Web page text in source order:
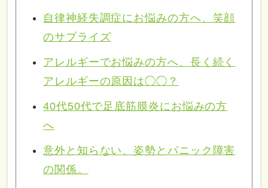
自律神経失調症にお悩みの方へ、笑顔
のサプライズ
アレルギーでお悩みの方へ、長く続く
アレルギーの原因は◯◯？
40代50代で足底筋膜炎にお悩みの方
へ
意外と知らない、姿勢とパニック障害
の関係。